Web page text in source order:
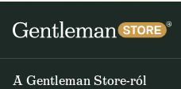
A Gentleman Store-ról